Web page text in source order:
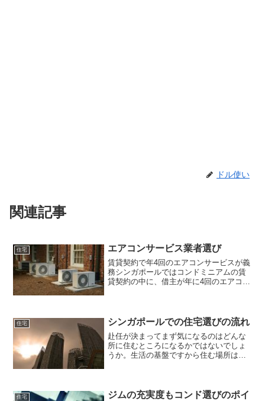
ドル使い
関連記事
住宅 エアコンサービス業者選び
賃貸契約で年4回のエアコンサービスが義
務シンガポールではコンドミニアムの賃
貸契約の中に、借主が年に4回のエアコン
それにかかる費用は借...
住宅 シンガポールでの住宅選びの流れ
赴任が決まってまず気になるのはどんな
所に住むところになるかではないでしょ
うか。生活の基盤ですから住む場所は大
ってから実際に現地に行っ...
住宅
ジムの充実度もコンド選びのポイ